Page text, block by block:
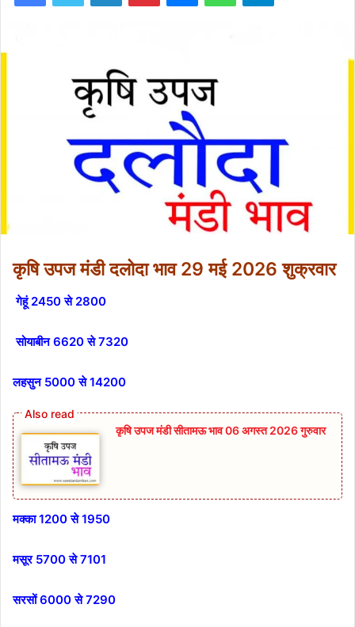
कृषि उपज मंडी दलोदा भाव 29 मई 2026 शुक्रवार
गेहूं 2450 से 2800
सोयाबीन 6620 से 7320
लहसुन 5000 से 14200
कृषि उपज मंडी सीतामऊ भाव 06 अगस्त 2026 गुरुवार
मक्का 1200 से 1950
मसूर 5700 से 7101
सरसों 6000 से 7290